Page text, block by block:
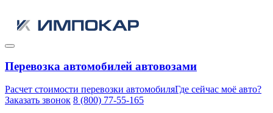
Перевозка автомобилей автовозами
Расчет стоимости перевозки автомобиляГде сейчас моё авто?
Заказать звонок 8 (800) 77-55-165